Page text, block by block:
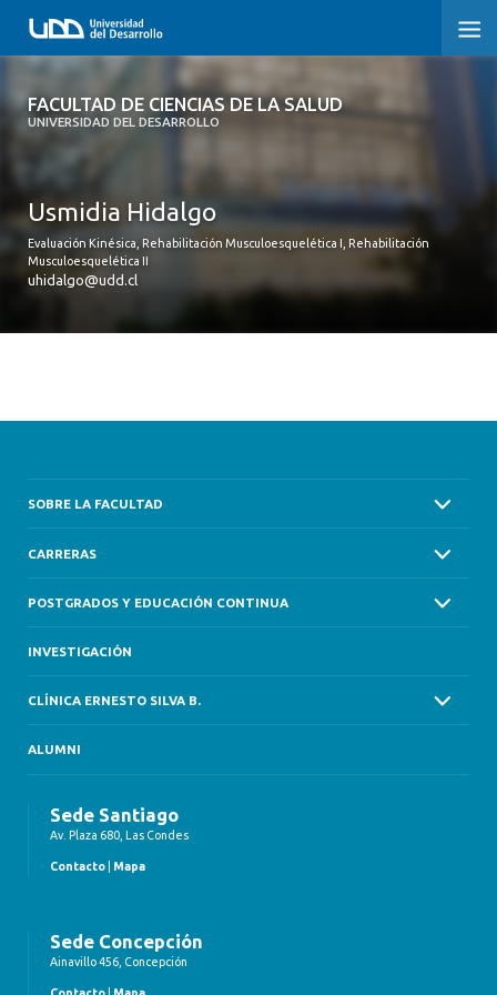
FACULTAD DE CIENCIAS DE LA SALUD
UNIVERSIDAD DEL DESARROLLO
FACULTAD DE CIENCIAS DE LA SALUD
CARRERAS
POSTGRADOS Y EDUCACIÓN CONTINUA
Usmidia Hidalgo
Evaluación Kinésica, Rehabilitación Musculoesquelética I, Rehabilitación
Musculoesquelética II
uhidalgo@udd.cl
SOBRE LA FACULTAD
CARRERAS
POSTGRADOS Y EDUCACIÓN CONTINUA
INVESTIGACIÓN
CLÍNICA ERNESTO SILVA B.
ALUMNI
Sede Santiago
Av. Plaza 680, Las Condes
Contacto Mapa
Sede Concepción
Ainavillo 456, Concepción